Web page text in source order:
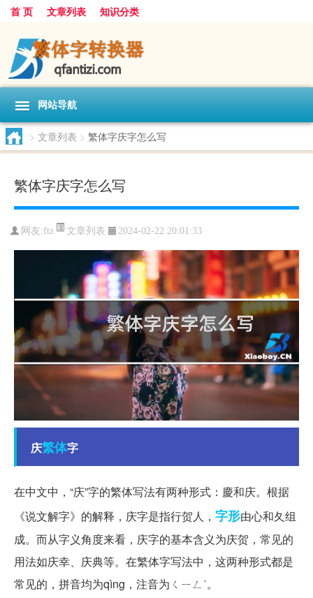
首 页 文章列表 知识分类
网站导航
> 文章列表 > 繁体字庆字怎么写
繁体字庆字怎么写
网友:ftz 文章列表 2024-02-22 20:01:33
庆繁体字
在中文中，“庆”字的繁体写法有两种形式：慶和庆。根据
《说文解字》的解释，庆字是指行贺人， 字形由心和夂组
成。而从字义角度来看，庆字的基本含义为庆贺，常见的
用法如庆幸、庆典等。在繁体字写法中，这两种形式都是
常见的，拼音均为qìng，注音为ㄑㄧㄥˋ。